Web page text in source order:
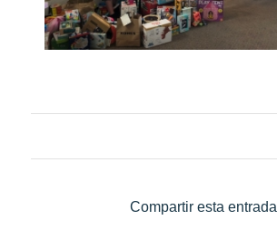
Compartir esta entrada